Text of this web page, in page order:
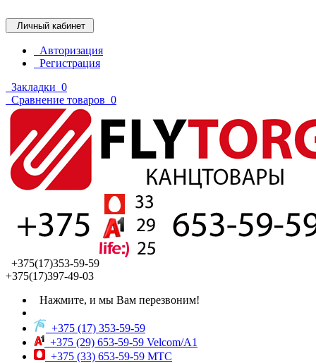
Личный кабинет
Авторизация
Регистрация
Закладки 0
Сравнение товаров 0
+375(17)353-59-59
+375(17)397-49-03
Нажмите, и мы Вам перезвоним!
+375 (17) 353-59-59
+375 (29) 653-59-59 Velcom/A1
+375 (33) 653-59-59 МТС